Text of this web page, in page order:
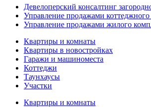
Девелоперский консалтинг
Управление продажами коттеджного
Управление продажами жилого
Квартиры и комнаты
Квартиры в новостройках
Гаражи и машиноместа
Коттеджи
Таунхаусы
Участки
Квартиры и комнаты